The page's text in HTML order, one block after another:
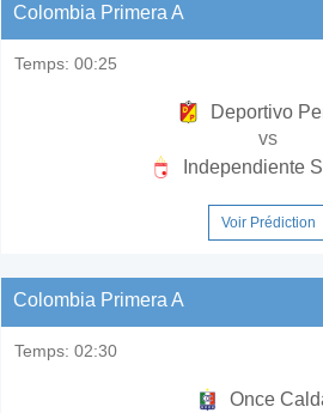
Colombia Primera A
Temps: 00:25
Deportivo
vs
Independiente
Voir Prédiction
Colombia Primera A
Temps: 02:30
Once